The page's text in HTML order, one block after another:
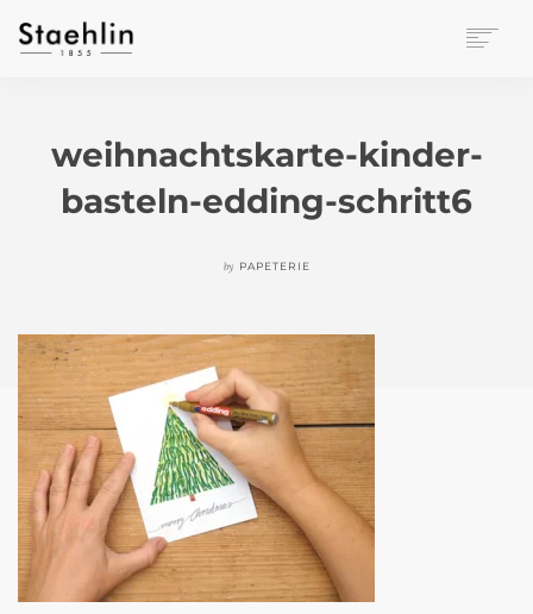
BÜROWELT
LEASING
weihnachtskarte-kinder-
basteln-edding-schritt6
by PAPETERIE